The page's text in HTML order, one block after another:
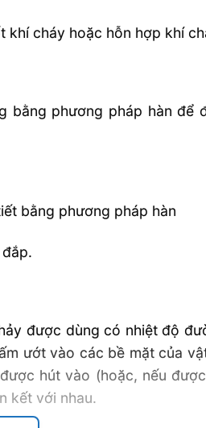
khí cháy hoặc hỗn hợp khí
bằng phương pháp hàn để
bằng phương pháp hàn
được dùng có nhiệt độ
ướt vào các bề mặt của
hút vào (hoặc, nếu
kết với nhau.